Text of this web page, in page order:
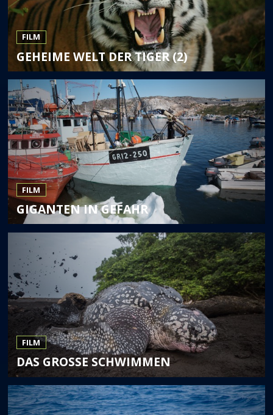
FILM
GEHEIME WELT DER TIGER (2)
FILM
GIGANTEN IN GEFAHR
FILM
DAS GROSSE SCHWIMMEN